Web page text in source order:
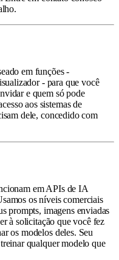
em funções -
- para que você
e quem só pode
aos sistemas de
dele, concedido com
em APIs de IA
os níveis comerciais
prompts, imagens enviadas
à solicitação que você fez
os modelos deles. Seu
qualquer modelo que